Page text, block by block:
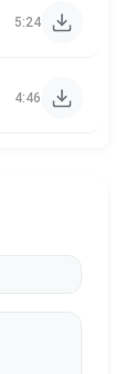
5:24
4:46